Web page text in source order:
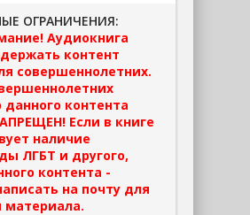
ОГРАНИЧЕНИЯ:
Аудиокнига
контент
совершеннолетних.
данного контента
Если в книге
наличие
ЛГБТ и другого,
контента -
на почту для
материала.